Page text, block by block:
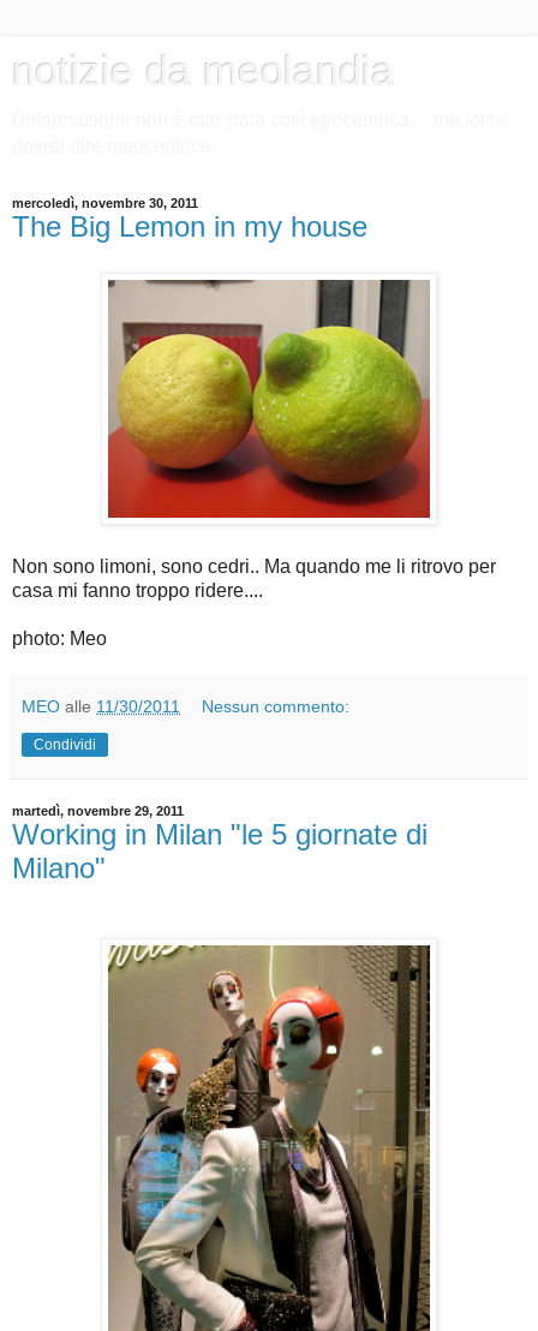
notizie da meolandia
mercoledì, novembre 30, 2011
The Big Lemon in my house
Non sono limoni, sono cedri.. Ma quando me li ritrovo per
casa mi fanno troppo ridere....
photo: Meo
MEO alle 11/30/2011 Nessun commento:
Condividi
martedì, novembre 29, 2011
Working in Milan "le 5 giornate di
Milano"